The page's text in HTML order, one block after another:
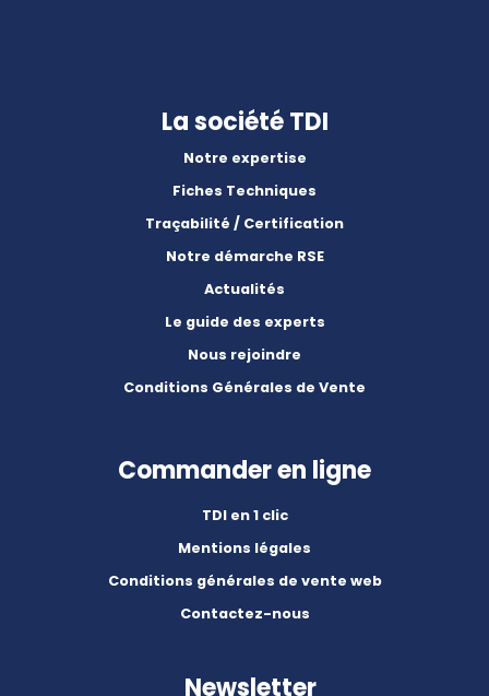
La société TDI
Notre expertise
Fiches Techniques
Traçabilité / Certification
Notre démarche RSE
Actualités
Le guide des experts
Nous rejoindre
Conditions Générales de Vente
Commander en ligne
TDI en 1 clic
Mentions légales
Conditions générales de vente web
Contactez-nous
Newsletter